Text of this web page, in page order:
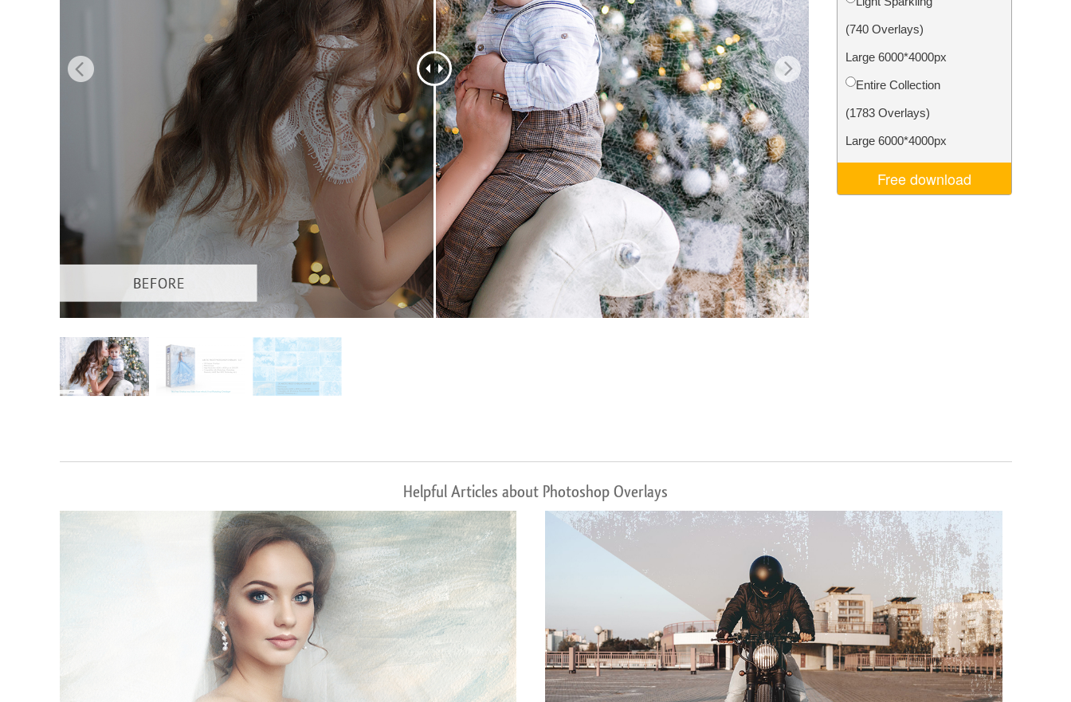
Urejanje fotografij izdelka Urejanje fotografij nakita Podatki za usposabljanje AI Video Editing Services
(740 Overlays)
Large 6000*4000px
Entire Collection
(1783 Overlays)
Large 6000*4000px
Free download
Helpful Articles about Photoshop Overlays